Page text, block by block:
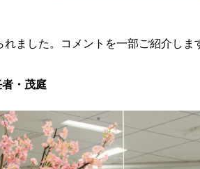
ました。コメントを一部ご紹介しま
・茂庭